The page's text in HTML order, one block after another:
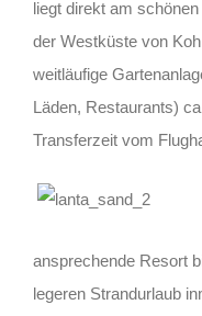
liegt direkt am
der Westküste von
weitläufige
Läden, Restaurants)
Transferzeit vom
ansprechende Resort
legeren Strandurlaub